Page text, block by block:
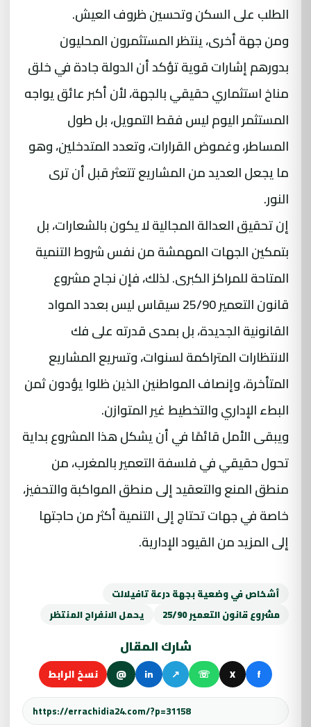
الطلب على السكن وتحسين ظروف العيش.
ومن جهة أخرى، ينتظر المستثمرون المحليون
بدورهم إشارات قوية تؤكد أن الدولة جادة في خلق
مناخ استثماري حقيقي بالجهة، لأن أكبر عائق يواجه
المستثمر اليوم ليس فقط التمويل، بل طول
المساطر، وغموض القرارات، وتعدد المتدخلين، وهو
ما يجعل العديد من المشاريع تتعثر قبل أن ترى
النور.
إن تحقيق العدالة المجالية لا يكون بالشعارات، بل
بتمكين الجهات المهمشة من نفس شروط التنمية
المتاحة للمراكز الكبرى. لذلك، فإن نجاح مشروع
قانون التعمير 25/90 سيقاس ليس بعدد المواد
القانونية الجديدة، بل بمدى قدرته على فك
الانتظارات المتراكمة لسنوات، وتسريع المشاريع
المتأخرة، وإنصاف المواطنين الذين ظلوا يؤدون ثمن
البطء الإداري والتخطيط غير المتوازن.
ويبقى الأمل قائمًا في أن يشكل هذا المشروع بداية
تحول حقيقي في فلسفة التعمير بالمغرب، من
منطق المنع والتعقيد إلى منطق المواكبة والتحفيز،
خاصة في جهات تحتاج إلى التنمية أكثر من حاجتها
إلى المزيد من القيود الإدارية.
أشخاص في وضعية بجهة درعة تافيلالت
مشروع قانون التعمير 25/90
يحمل الانفراج المنتظر
شارك المقال
f
X
☏
↗
in
@ نسخ الرابط